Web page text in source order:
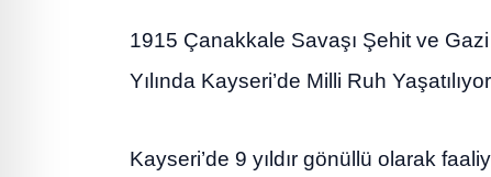
1915 Çanakkale Savaşı Şehit ve
Yılında Kayseri’de Milli Ruh Yaşatılıyor
Kayseri’de 9 yıldır gönüllü olarak